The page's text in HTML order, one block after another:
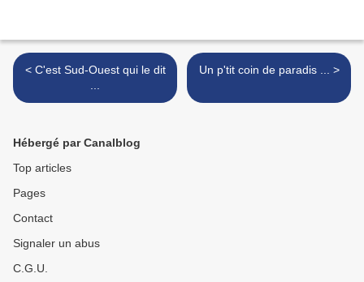
< C'est Sud-Ouest qui le dit
Un p'tit coin de paradis ... >
Hébergé par Canalblog
Top articles
Pages
Contact
Signaler un abus
C.G.U.